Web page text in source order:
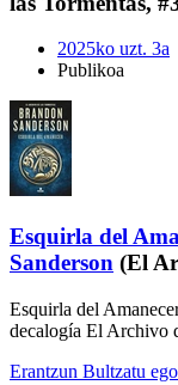
2025ko uzt. 3a
Publikoa
Esquirla del
Sanderson (El
Esquirla del
decalogía El Archivo
Erantzun Bultzatu